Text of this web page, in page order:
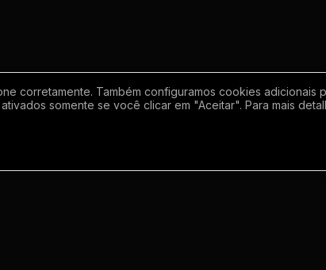
corretamente. Também configuramos cookies adicionais
somente se você clicar em "Aceitar". Para mais